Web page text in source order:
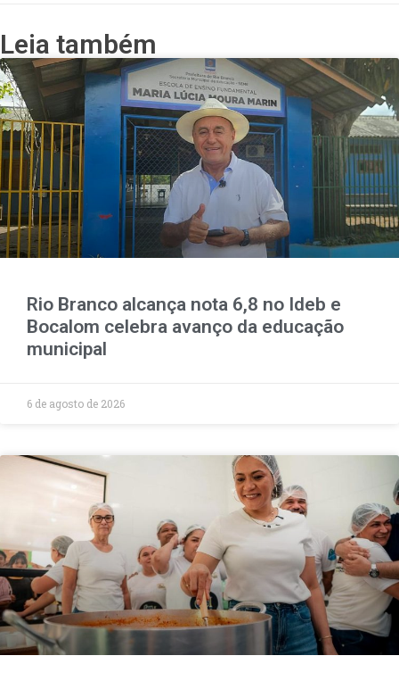
Leia também
Rio Branco alcança nota 6,8 no Ideb e
Bocalom celebra avanço da educação
municipal
6 de agosto de 2026